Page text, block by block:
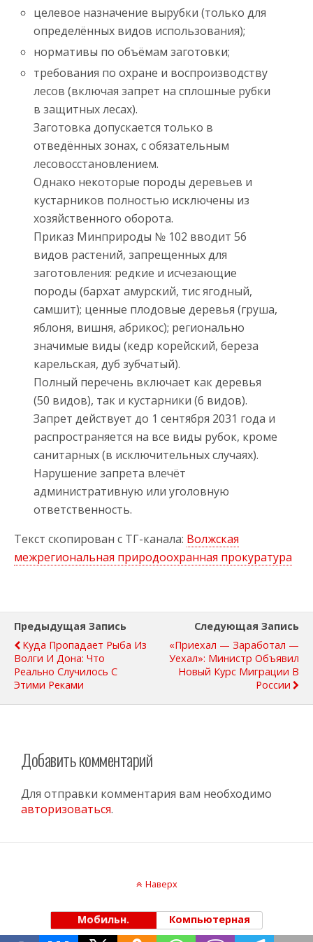
целевое назначение вырубки (только для
определённых видов использования);
нормативы по объёмам заготовки;
требования по охране и воспроизводству
лесов (включая запрет на сплошные рубки
в защитных лесах).
Заготовка допускается только в
отведённых зонах, с обязательным
лесовосстановлением.
Однако некоторые породы деревьев и
кустарников полностью исключены из
хозяйственного оборота.
Приказ Минприроды № 102 вводит 56
видов растений, запрещенных для
заготовления: редкие и исчезающие
породы (бархат амурский, тис ягодный,
самшит); ценные плодовые деревья (груша,
яблоня, вишня, абрикос); регионально
значимые виды (кедр корейский, береза
карельская, дуб зубчатый).
Полный перечень включает как деревья
(50 видов), так и кустарники (6 видов).
Запрет действует до 1 сентября 2031 года и
распространяется на все виды рубок, кроме
санитарных (в исключительных случаях).
Нарушение запрета влечёт
административную или уголовную
ответственность.
Текст скопирован с ТГ-канала: Волжская
межрегиональная природоохранная прокуратура
Предыдущая Запись
Куда Пропадает Рыба Из
Волги И Дона: Что
Реально Случилось С
Этими Реками
Следующая Запись
«Приехал — Заработал —
Уехал»: Министр Объявил
Новый Курс Миграции В
России
Добавить комментарий
Для отправки комментария вам необходимо
авторизоваться.
Наверх
Мобильн. Компьютерная